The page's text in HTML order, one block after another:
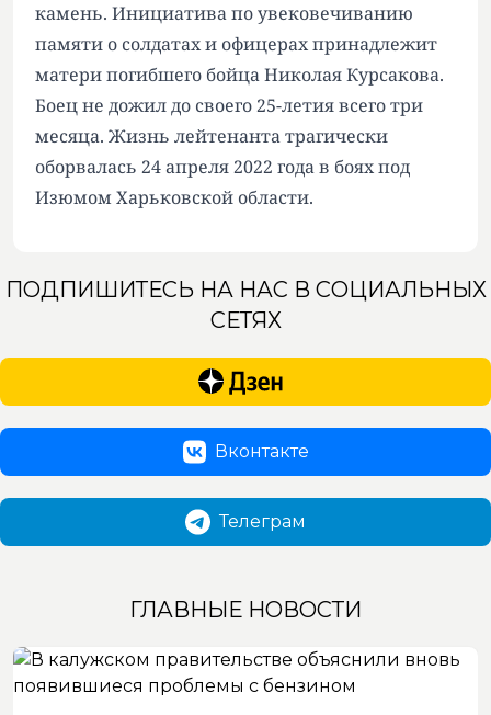
камень. Инициатива по увековечиванию
памяти о солдатах и офицерах принадлежит
матери погибшего бойца Николая Курсакова.
Боец не дожил до своего 25-летия всего три
месяца. Жизнь лейтенанта трагически
оборвалась 24 апреля 2022 года в боях под
Изюмом Харьковской области.
ПОДПИШИТЕСЬ НА НАС В СОЦИАЛЬНЫХ
СЕТЯХ
Вконтакте
Телеграм
ГЛАВНЫЕ НОВОСТИ